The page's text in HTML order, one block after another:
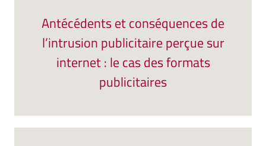
Antécédents et conséquences de
l’intrusion publicitaire perçue sur
internet : le cas des formats
publicitaires